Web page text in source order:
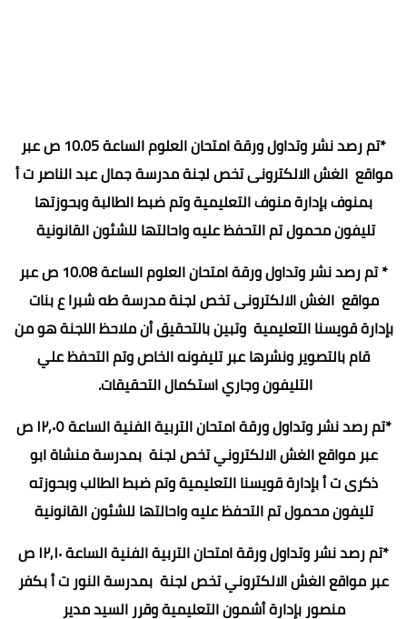
*تم رصد نشر وتداول ورقة امتحان العلوم الساعة 10.05 ص عبر
مواقع الغش الالكترونى تخص لجنة مدرسة جمال عبد الناصر ت أ
بمنوف بإدارة منوف التعليمية وتم ضبط الطالبة وبحوزتها
تليفون محمول تم التحفظ عليه واحالتها للشئون القانونية
* تم رصد نشر وتداول ورقة امتحان العلوم الساعة 10.08 ص عبر
مواقع الغش الالكترونى تخص لجنة مدرسة طه شبرا ع بنات
بإدارة قويسنا التعليمية وتبين بالتحقيق أن ملاحظ اللجنة هو من
قام بالتصوير ونشرها عبر تليفونه الخاص وتم التحفظ علي
التليفون وجاري استكمال التحقيقات.
*تم رصد نشر وتداول ورقة امتحان التربية الفنية الساعة ۱۲,۰٥ ص
عبر مواقع الغش الالكتروني تخص لجنة بمدرسة منشاة ابو
ذكرى ت أ بإدارة قويسنا التعليمية وتم ضبط الطالب وبحوزته
تليفون محمول تم التحفظ عليه واحالتها للشئون القانونية
*تم رصد نشر وتداول ورقة امتحان التربية الفنية الساعة ۱۲,۱۰ ص
عبر مواقع الغش الالكتروني تخص لجنة بمدرسة النور ت أ بكفر
منصور بإدارة أشمون التعليمية وقرر السيد مدير